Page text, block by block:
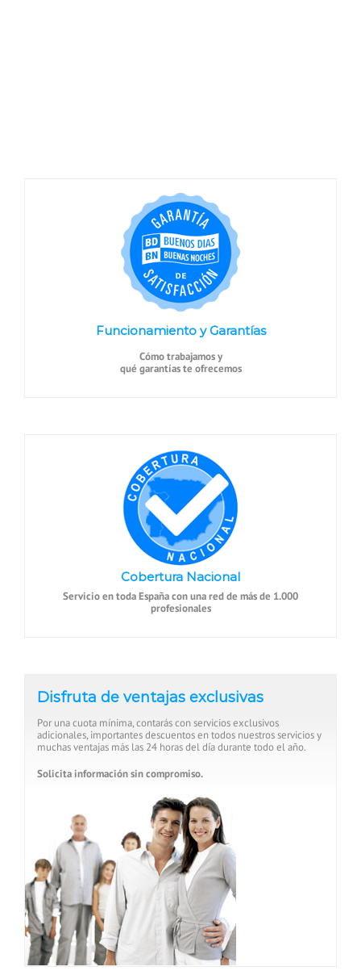
Funcionamiento y Garantías
Cómo trabajamos y
qué garantías te ofrecemos
Cobertura Nacional
Servicio en toda España con una red de más de 1.000
profesionales
Disfruta de ventajas exclusivas
Por una cuota mínima, contarás con servicios exclusivos
adicionales, importantes descuentos en todos nuestros servicios y
muchas ventajas más las 24 horas del día durante todo el año.
Solicita información sin compromiso.